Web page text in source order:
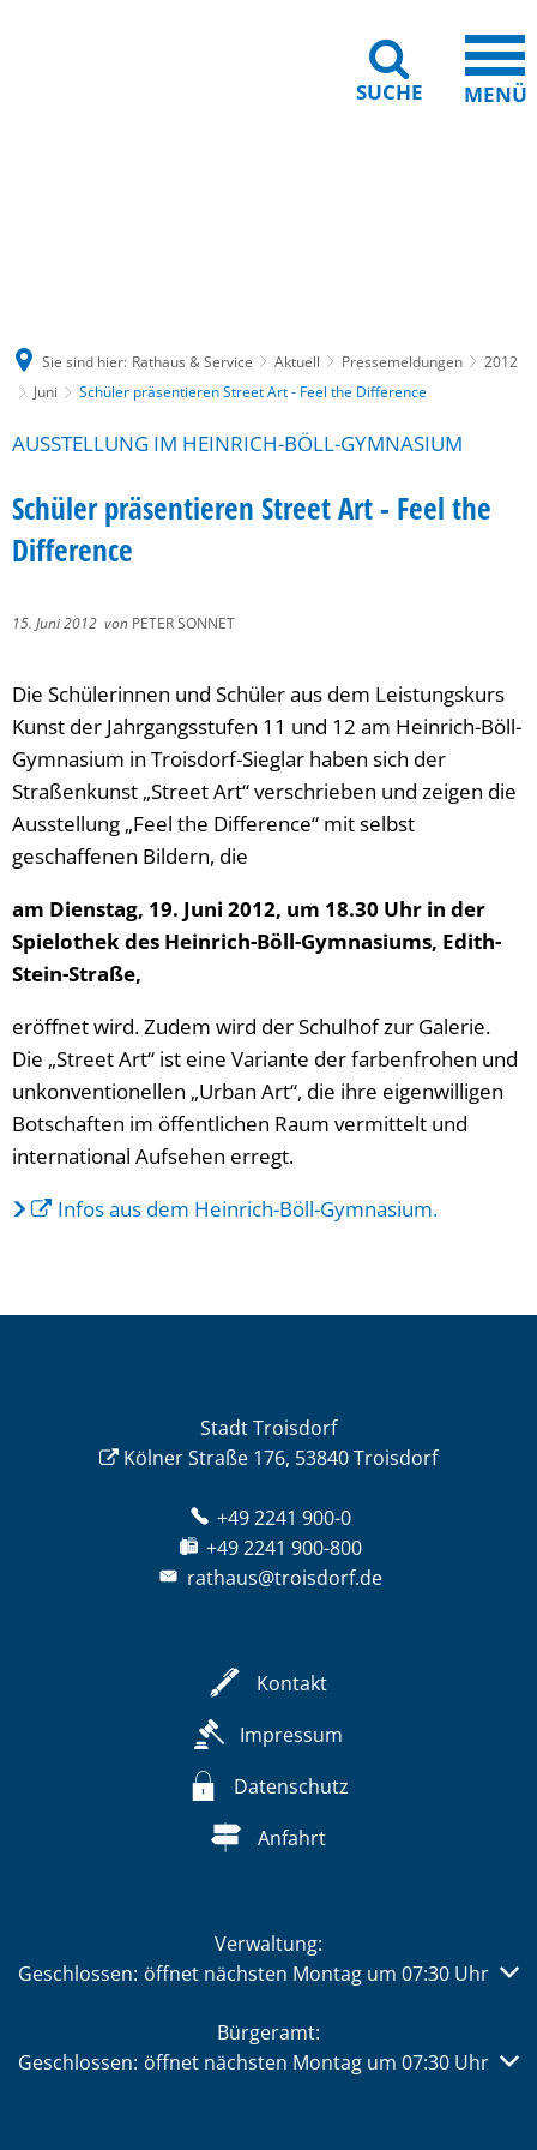
SUCHE MENÜ
Sie sind hier: Rathaus & Service Aktuell Pressemeldungen
2012
Juni
Schüler präsentieren Street Art - Feel the Difference
AUSSTELLUNG IM HEINRICH-BÖLL-GYMNASIUM
Schüler präsentieren Street Art - Feel the
Difference
15. Juni 2012 von PETER SONNET
Die Schülerinnen und Schüler aus dem Leistungskurs
Kunst der Jahrgangsstufen 11 und 12 am Heinrich-Böll-
Gymnasium in Troisdorf-Sieglar haben sich der
Straßenkunst „Street Art“ verschrieben und zeigen die
Ausstellung „Feel the Difference“ mit selbst
geschaffenen Bildern, die
am Dienstag, 19. Juni 2012, um 18.30 Uhr in der
Spielothek des Heinrich-Böll-Gymnasiums, Edith-
Stein-Straße,
eröffnet wird. Zudem wird der Schulhof zur Galerie.
Die „Street Art“ ist eine Variante der farbenfrohen und
unkonventionellen „Urban Art“, die ihre eigenwilligen
Botschaften im öffentlichen Raum vermittelt und
international Aufsehen erregt.
Infos aus dem Heinrich-Böll-Gymnasium.
Stadt Troisdorf
Kölner Straße 176, 53840 Troisdorf
+49 2241 900-0
+49 2241 900-800
rathaus@troisdorf.de
Kontakt
Impressum
Datenschutz
Anfahrt
Verwaltung:
Klicken, um weitere Öffnungs- oder Schließzeiten
Geschlossen: öffnet nächsten Montag um 07:30 Uhr
Bürgeramt:
Klicken, um weitere Öffnungs- oder Schließzeiten
Geschlossen: öffnet nächsten Montag um 07:30 Uhr